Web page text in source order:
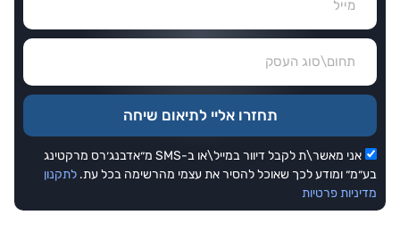
אני מאשר\ת לקבל דיוור במייל\או ב-SMS מ״אדבנג׳רס מרקטינג
בע״מ״ ומודע לכך שאוכל להסיר את עצמי מהרשימה בכל עת. לתקנון
מדיניות פרטיות
תחזרו אליי לתיאום שיחה